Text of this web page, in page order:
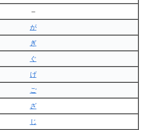
–
が
ぎ
ぐ
げ
ご
ざ
じ